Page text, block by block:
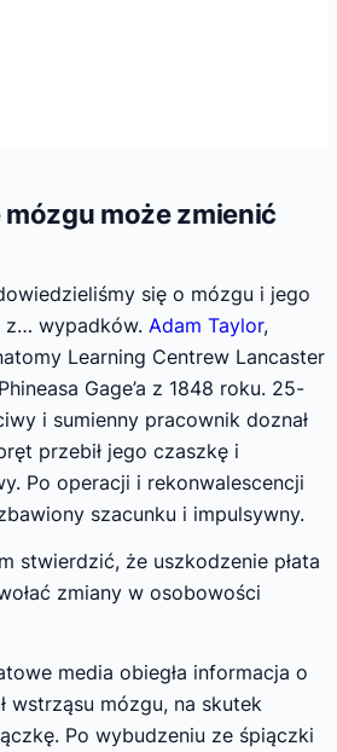
może zmienić
się o mózgu i jego
z… wypadków. Adam Taylor,
Learning Centrew Lancaster
Gage’a z 1848 roku. 25-
i sumienny pracownik doznał
przebił jego czaszkę i
Po operacji i rekonwalescencji
szacunku i impulsywny.
stwierdzić, że uszkodzenie płata
zmiany w osobowości
media obiegła informacja o
wstrząsu mózgu, na skutek
Po wybudzeniu ze śpiączki